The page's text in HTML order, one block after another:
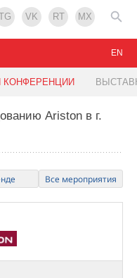
VK RT MX
КОНФЕРЕНЦИИ
EN
Ariston в г.
Все мероприятия